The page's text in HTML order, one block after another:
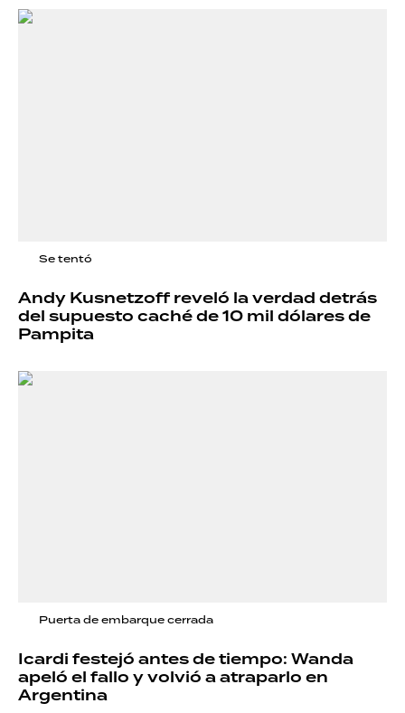
Se tentó
Andy Kusnetzoff reveló la verdad detrás
del supuesto caché de 10 mil dólares de
Pampita
Puerta de embarque cerrada
Icardi festejó antes de tiempo: Wanda
apeló el fallo y volvió a atraparlo en
Argentina